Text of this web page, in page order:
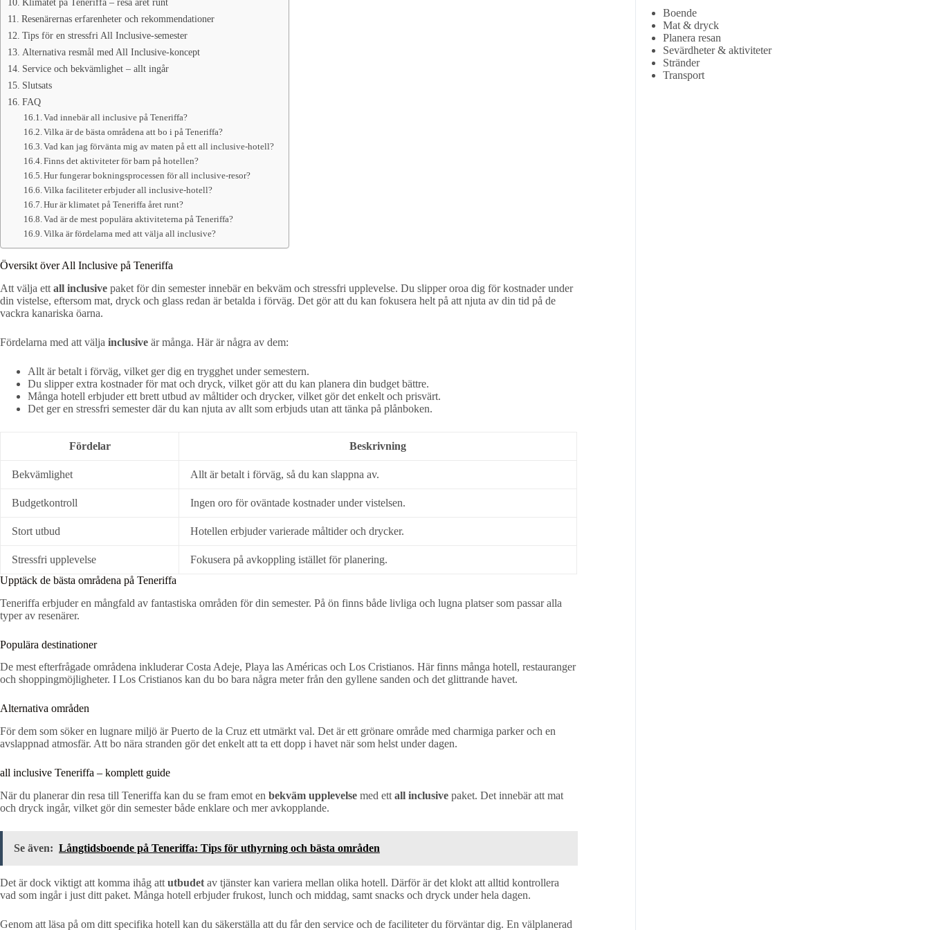
Resenärernas erfarenheter och rekommendationer
Tips för en stressfri All Inclusive-semester
Alternativa resmål med All Inclusive-koncept
Service och bekvämlighet – allt ingår
Slutsats
FAQ
Vad innebär all inclusive på Teneriffa?
Vilka är de bästa områdena att bo i på Teneriffa?
Vad kan jag förvänta mig av maten på ett all inclusive-hotell?
Finns det aktiviteter för barn på hotellen?
Hur fungerar bokningsprocessen för all inclusive-resor?
Vilka faciliteter erbjuder all inclusive-hotell?
Hur är klimatet på Teneriffa året runt?
Vad är de mest populära aktiviteterna på Teneriffa?
Vilka är fördelarna med att välja all inclusive?
Översikt över All Inclusive på Teneriffa
Att välja ett all inclusive paket för din semester innebär en bekväm och stressfri upplevelse. Du slipper oroa dig för kostnader under
din vistelse, eftersom mat, dryck och glass redan är betalda i förväg. Det gör att du kan fokusera helt på att njuta av din tid på de
vackra kanariska öarna.
Fördelarna med att välja inclusive är många. Här är några av dem:
Allt är betalt i förväg, vilket ger dig en trygghet under semestern.
Du slipper extra kostnader för mat och dryck, vilket gör att du kan planera din budget bättre.
Många hotell erbjuder ett brett utbud av måltider och drycker, vilket gör det enkelt och prisvärt.
Det ger en stressfri semester där du kan njuta av allt som erbjuds utan att tänka på plånboken.
Fördelar Beskrivning
Bekvämlighet Allt är betalt i förväg, så du kan slappna av.
Budgetkontroll Ingen oro för oväntade kostnader under vistelsen.
Stort utbud Hotellen erbjuder varierade måltider och drycker.
Stressfri upplevelse
Fokusera på avkoppling istället för planering.
Upptäck de bästa områdena på Teneriffa
Teneriffa erbjuder en mångfald av fantastiska områden för din semester. På ön finns både livliga och lugna platser som passar alla
typer av resenärer.
Populära destinationer
De mest efterfrågade områdena inkluderar Costa Adeje, Playa las Américas och Los Cristianos. Här finns många hotell, restauranger
och shoppingmöjligheter. I Los Cristianos kan du bo bara några meter från den gyllene sanden och det glittrande havet.
Alternativa områden
För dem som söker en lugnare miljö är Puerto de la Cruz ett utmärkt val. Det är ett grönare område med charmiga parker och en
avslappnad atmosfär. Att bo nära stranden gör det enkelt att ta ett dopp i havet när som helst under dagen.
all inclusive Teneriffa – komplett guide
När du planerar din resa till Teneriffa kan du se fram emot en bekväm upplevelse med ett all inclusive paket. Det innebär att mat
och dryck ingår, vilket gör din semester både enklare och mer avkopplande.
Se även: Långtidsboende på Teneriffa: Tips för uthyrning och bästa områden
Det är dock viktigt att komma ihåg att utbudet av tjänster kan variera mellan olika hotell. Därför är det klokt att alltid kontrollera
vad som ingår i just ditt paket. Många hotell erbjuder frukost, lunch och middag, samt snacks och dryck under hela dagen.
Genom att läsa på om ditt specifika hotell kan du säkerställa att du får den service och de faciliteter du förväntar dig. En välplanerad
Boende
Mat & dryck
Planera resan
Sevärdheter & aktiviteter
Stränder
Transport